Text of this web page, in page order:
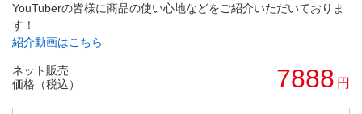
YouTuberの皆様に商品の使い心地などをご紹介いただいておりま
す！
紹介動画はこちら
ネット販売
価格（税込）
7888 円